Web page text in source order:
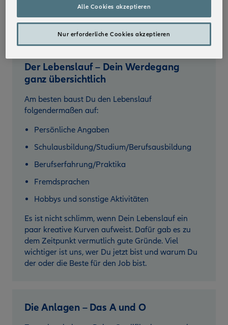
Richtige für den Job bist und was Dich an einem
Arbeitsplatz bei der Allianz besonders reizt.
Der Lebenslauf – Dein Werdegang
ganz übersichtlich
Am besten baust Du den Lebenslauf
folgendermaßen auf:
Persönliche Angaben
Schulausbildung/Studium/Berufsausbildung
Berufserfahrung/Praktika
Fremdsprachen
Hobbys und sonstige Aktivitäten
Es ist nicht schlimm, wenn Dein Lebenslauf ein
paar kreative Kurven aufweist. Dafür gab es zu
dem Zeitpunkt vermutlich gute Gründe. Viel
wichtiger ist uns, wer Du jetzt bist und warum Du
der oder die Beste für den Job bist.
Die Anlagen – Das A und O
Nur erforderliche Cookies akzeptieren
Alle Cookies akzeptieren